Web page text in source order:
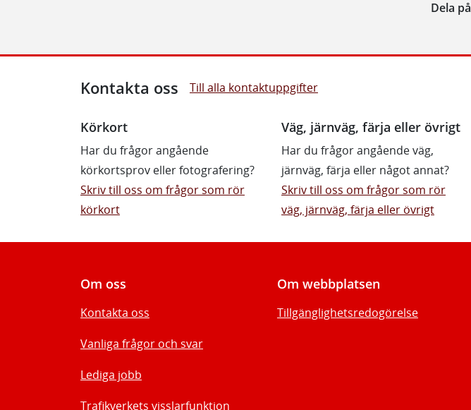
Dela på
Kontakta oss Till alla kontaktuppgifter
Körkort
Har du frågor angående
körkortsprov eller fotografering?
Skriv till oss om frågor som rör
körkort
Väg, järnväg, färja eller övrigt
Har du frågor angående väg,
järnväg, färja eller något annat?
Skriv till oss om frågor som rör
väg, järnväg, färja eller övrigt
Om oss
Kontakta oss
Vanliga frågor och svar
Lediga jobb
Trafikverkets visslarfunktion
Om webbplatsen
Tillgänglighetsredogörelse